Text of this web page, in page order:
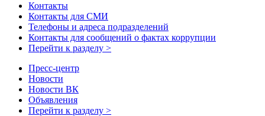
Контакты
Контакты для СМИ
Телефоны и адреса подразделений
Контакты для сообщений о фактах коррупции
Перейти к разделу >
Пресс-центр
Новости
Новости ВК
Объявления
Перейти к разделу >